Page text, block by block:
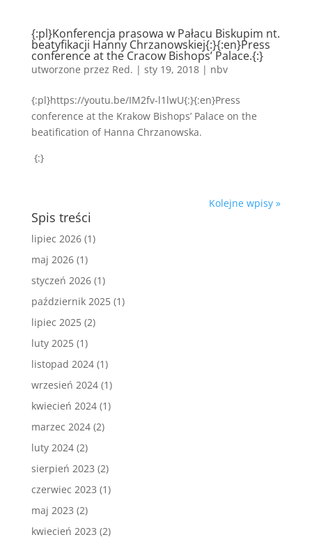
{:pl}Konferencja prasowa w Pałacu Biskupim nt.
beatyfikacji Hanny Chrzanowskiej{:}{:en}Press
conference at the Cracow Bishops’ Palace.{:}
utworzone przez Red. | sty 19, 2018| nbv
{:pl}https://youtu.be/IM2fv-l1lwU{:}{:en}Press
conference at the Krakow Bishops’ Palace on the
beatification of Hanna Chrzanowska.
{:}
Kolejne wpisy »
Spis treści
lipiec 2026(1)
maj 2026(1)
styczeń 2026(1)
październik 2025(1)
lipiec 2025(2)
luty 2025(1)
listopad 2024(1)
wrzesień 2024(1)
kwiecień 2024(1)
marzec 2024(2)
luty 2024(2)
sierpień 2023 (2)
czerwiec 2023 (1)
maj 2023 (2)
kwiecień 2023 (2)